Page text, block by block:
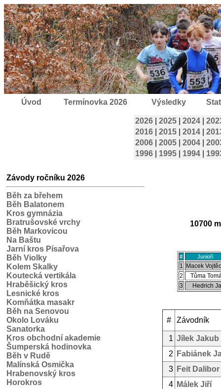
Úvod Termínovka 2026 Výsledky
2026 2025 2024
2016
2015 2014
2006
2005 2004
1996
1995 1994
Závody ročníku 2026
Běh za břehem
Běh Balatonem
Kros gymnázia
Bratrušovské vrchy
Běh Markovicou
Na Baštu
Jarní kros Písařova
Běh Violky
Kolem Skalky
Koutecká vertikála
Hraběšický kros
Lesnické kros
Komňátka masakr
Běh na Senovou
Okolo Lováku
Sanatorka
Kros obchodní akademie
Šumperská hodinovka
Běh v Rudě
Malínská Osmička
Hrabenovský kros
Horokros
10700
# Junioři
1
Macek
2
Tůma
3
Hedrich
# Závodník
1 Jílek Jakub
2
Fabiánek
3 Feit Dalibor
4 Málek Jiří